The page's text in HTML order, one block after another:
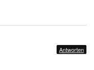
Antworten